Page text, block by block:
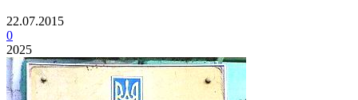
22.07.2015
0
2025